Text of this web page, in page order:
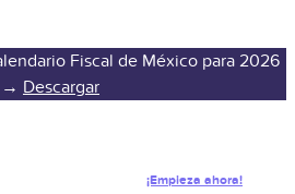
Fiscal de México para 2026
→ Descargar
¡Empieza ahora!